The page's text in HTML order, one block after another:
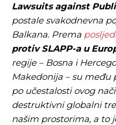
Lawsuits against
postale svakodnevna
Balkana. Prema
protiv SLAPP-a u
regije – Bosna i
Makedonija – su među
po učestalosti ovog
destruktivni globalni
našim prostorima, a to